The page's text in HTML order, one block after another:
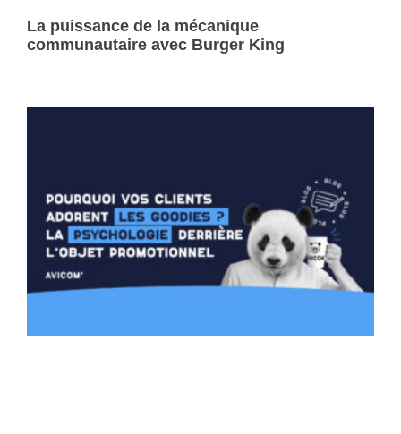
La puissance de la mécanique
communautaire avec Burger King